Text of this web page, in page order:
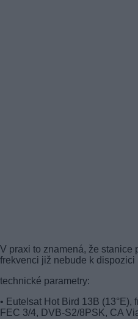
V praxi to znamená, že stanice
frekvenci již nebude k
technické parametry:
• Eutelsat Hot Bird 13B
FEC 3/4, DVB-S2/8PSK, CA